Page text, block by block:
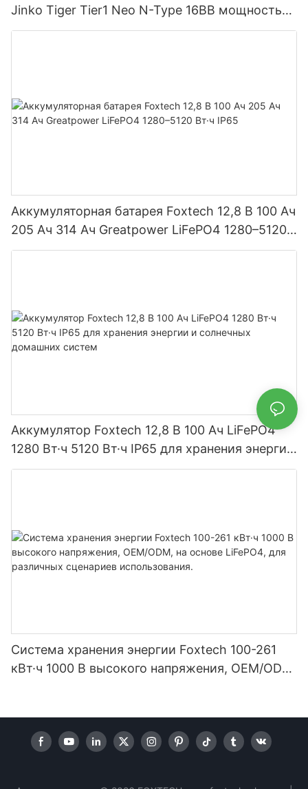
Jinko Tiger Tier1 Neo N-Type 16BB мощностью
590 Вт, 620 Вт, 630 Вт, 650 Вт, двусторонние
Аккумуляторная батарея Foxtech 12,8 В 100 Ач
205 Ач 314 Ач Greatpower LiFePO4 1280–5120
Вт·ч IP65
Аккумулятор Foxtech 12,8 В 100 Ач LiFePO4
1280 Вт·ч 5120 Вт·ч IP65 для хранения энергии
и солнечных домашних систем
Система хранения энергии Foxtech 100-261
кВт·ч 1000 В высокого напряжения, OEM/ODM,